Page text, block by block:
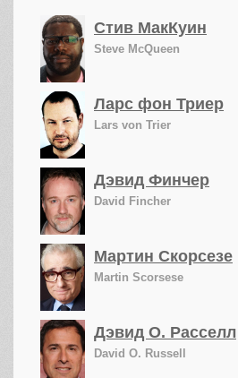
Стив МакКуин
Steve McQueen
Ларс фон Триер
Lars von Trier
Дэвид Финчер
David Fincher
Мартин Скорсезе
Martin Scorsese
Дэвид О. Расселл
David O. Russell